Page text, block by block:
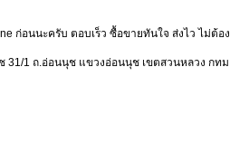
ก่อนนะครับ ตอบเร็ว ซื้อขายทันใจ ส่งไว ไม่ต้
31/1 ถ.อ่อนนุช แขวงอ่อนนุช เขตสวนหลวง กท